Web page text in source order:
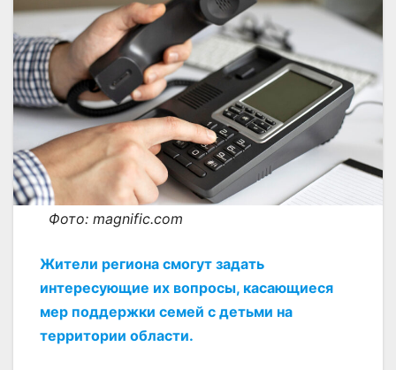
Фото: magnific.com
Жители региона смогут задать
интересующие их вопросы, касающиеся
мер поддержки семей с детьми на
территории области.